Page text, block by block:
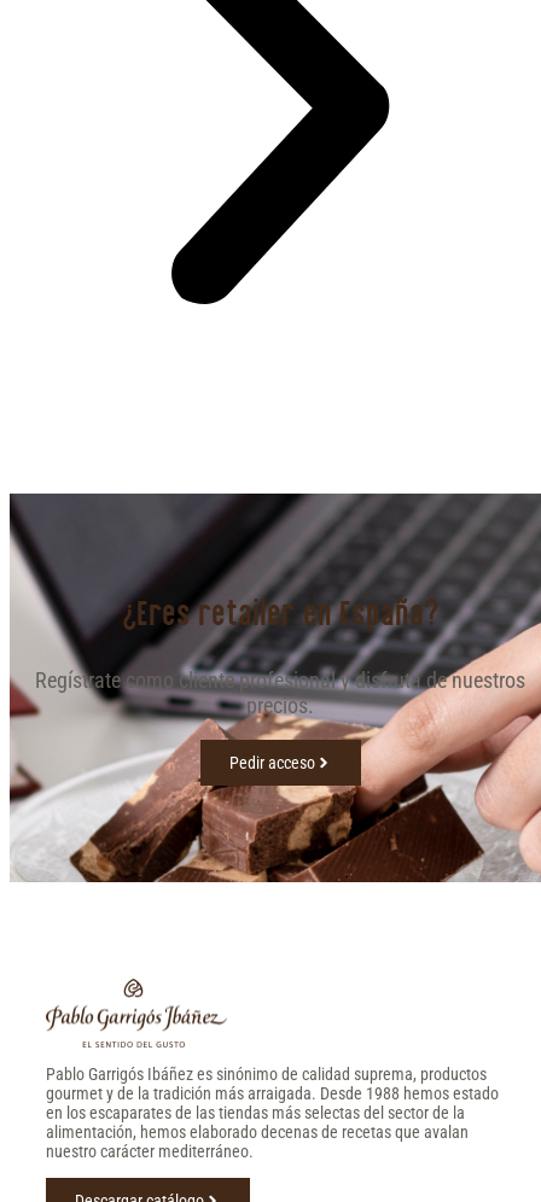
¿Eres retailer en España?
Regístrate como cliente profesional y disfruta de nuestros
precios.
Pedir acceso
Pablo Garrigós Ibáñez es sinónimo de calidad suprema, productos
gourmet y de la tradición más arraigada. Desde 1988 hemos estado
en los escaparates de las tiendas más selectas del sector de la
alimentación, hemos elaborado decenas de recetas que avalan
nuestro carácter mediterráneo.